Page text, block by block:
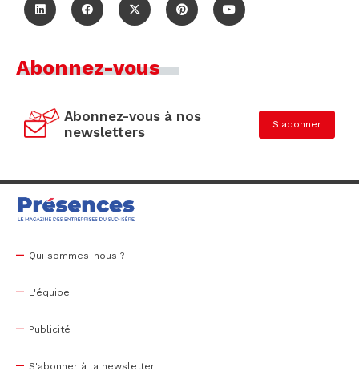
Abonnez-vous
Abonnez-vous à nos
newsletters
S'abonner
Qui sommes-nous ?
L'équipe
Publicité
S'abonner à la newsletter